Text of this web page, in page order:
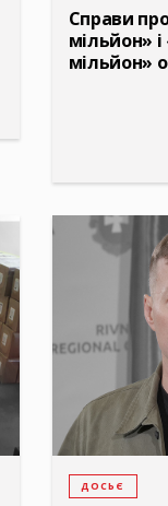
Справи
мільйон»
мільйон»
ДОСЬЄ